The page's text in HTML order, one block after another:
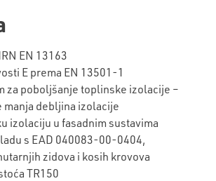
EN 13163
E prema EN 13501-1
za poboljšanje toplinske izolacije –
manja debljina izolacije
izolaciju u fasadnim sustavima
s EAD 040083-00-0404,
zidova i kosih krovova
TR150